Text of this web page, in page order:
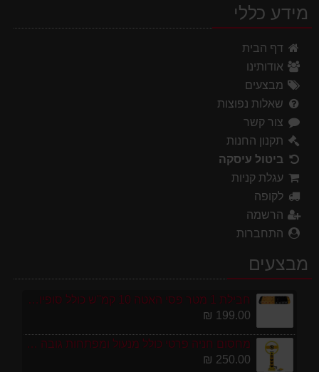
מידע כללי
דף הבית
אודותינו
מבצעים
שאלות נפוצות
צור קשר
תקנון החנות
ביטול עיסקה
עגלת קניות
לקופה
הרשמה
התחברות
מבצעים
חבילת 1 מטר פסי האטה 10 קמ''ש כולל סופיות מפלסטיק
199.00 ₪
מחסום חניה פרטי כולל מנעול ומפתחות גובה 70 ס"מ
250.00 ₪